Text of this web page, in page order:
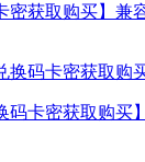
密获取购买】
码卡密获取购